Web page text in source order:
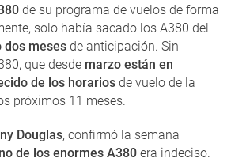
de su programa de vuelos de forma
solo había sacado los A380 del
dos meses de anticipación. Sin
que desde marzo están en
de los horarios de vuelo de la
próximos 11 meses.
Douglas, confirmó la semana
de los enormes A380 era indeciso.